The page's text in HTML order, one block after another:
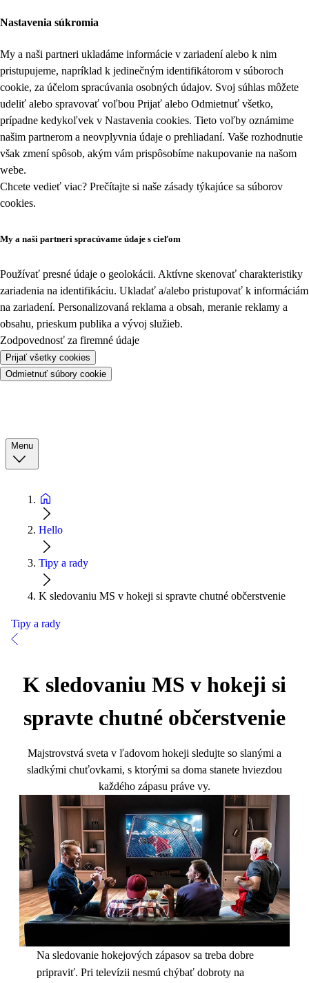
Nastavenia súkromia
My a naši partneri ukladáme informácie v zariadení alebo k nim
pristupujeme, napríklad k jedinečným identifikátorom v súboroch
cookie, za účelom spracúvania osobných údajov. Svoj súhlas môžete
udeliť alebo spravovať voľbou Prijať alebo Odmietnuť všetko,
prípadne kedykoľvek v Nastavenia cookies. Tieto voľby oznámime
našim partnerom a neovplyvnia údaje o prehliadaní. Vaše rozhodnutie
však zmení spôsob, akým vám prispôsobíme nakupovanie na našom
webe.
Chcete vedieť viac? Prečítajte si naše zásady týkajúce sa súborov
cookies.
My a naši partneri spracúvame údaje s cieľom
Používať presné údaje o geolokácii. Aktívne skenovať charakteristiky
zariadenia na identifikáciu. Ukladať a/alebo pristupovať k informáciám
na zariadení. Personalizovaná reklama a obsah, meranie reklamy a
obsahu, prieskum publika a vývoj služieb.
Zodpovednosť za firemné údaje
Prijať všetky cookies
Odmietnuť súbory cookie
Menu
Hello
Tipy a rady
K sledovaniu MS v hokeji si spravte chutné občerstvenie
Tipy a rady
K sledovaniu MS v hokeji si
spravte chutné občerstvenie
Majstrovstvá sveta v ľadovom hokeji sledujte so slanými a
sladkými chuťovkami, s ktorými sa doma stanete hviezdou
každého zápasu práve vy.
Na sledovanie hokejových zápasov sa treba dobre
pripraviť. Pri televízii nesmú chýbať dobroty na